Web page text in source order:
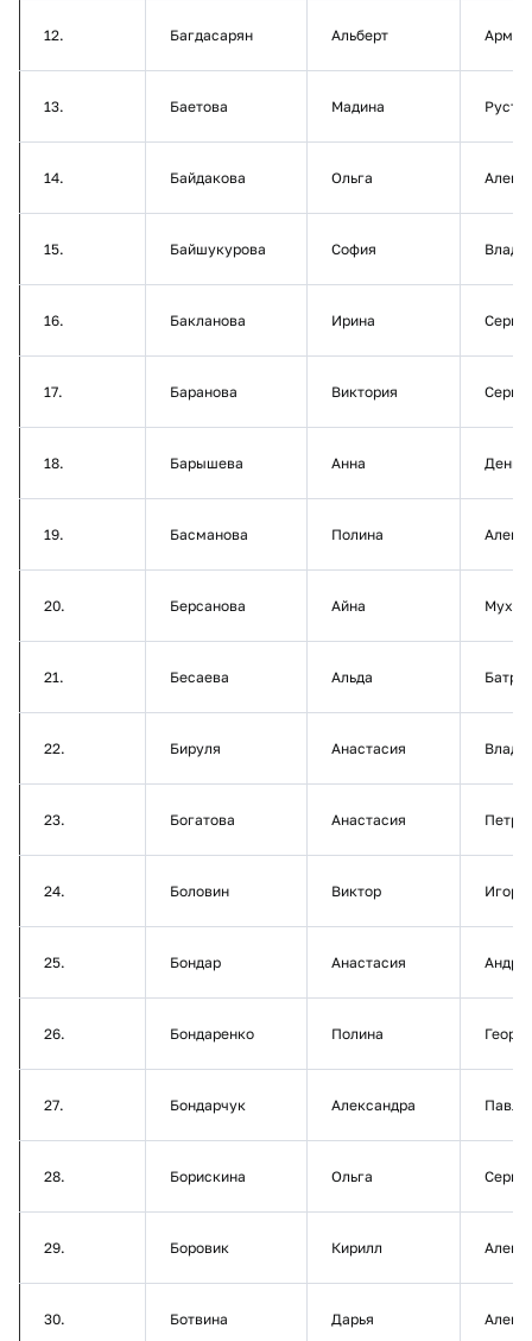
12. Багдасарян Альберт
13. Баетова Мадина
14. Байдакова Ольга
15. Байшукурова София
16. Бакланова Ирина
17. Баранова Виктория
18. Барышева Анна
19. Басманова Полина
20. Берсанова Айна
21. Бесаева Альда
22. Бируля Анастасия
23. Богатова Анастасия
24. Боловин Виктор
25. Бондар Анастасия
26. Бондаренко Полина
27. Бондарчук Александра
28. Борискина Ольга
29. Боровик Кирилл
30. Ботвина Дарья